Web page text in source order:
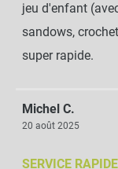
jeu d'enfant
sandows,
super rapide.
Michel C.
20 août 2025
SERVICE RAPIDE